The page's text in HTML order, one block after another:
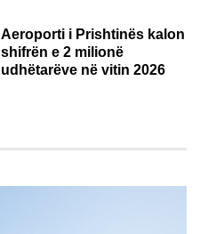
Aeroporti i Prishtinës kalon
shifrën e 2 milionë
udhëtarëve në vitin 2026